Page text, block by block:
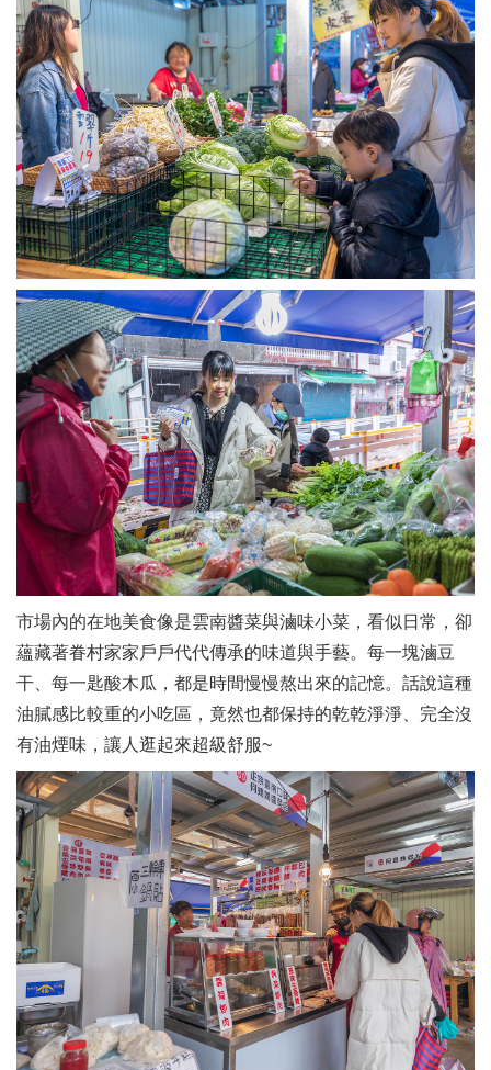
市場內的在地美食像是雲南醬菜與滷味小菜，看似日常，卻
蘊藏著眷村家家戶戶代代傳承的味道與手藝。每一塊滷豆
干、每一匙酸木瓜，都是時間慢慢熬出來的記憶。話說這種
油膩感比較重的小吃區，竟然也都保持的乾乾淨淨、完全沒
有油煙味，讓人逛起來超級舒服~